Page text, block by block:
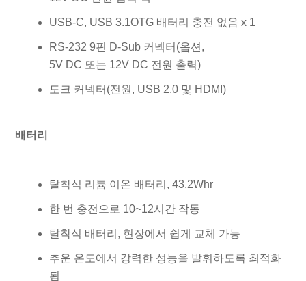
USB-C, USB 3.1OTG 배터리 충전 없음 x 1
RS-232 9핀 D-Sub 커넥터(옵션,
5V DC 또는 12V DC 전원 출력)
도크 커넥터(전원, USB 2.0 및 HDMI)
배터리
탈착식 리튬 이온 배터리, 43.2Whr
한 번 충전으로 10~12시간 작동
탈착식 배터리, 현장에서 쉽게 교체 가능
추운 온도에서 강력한 성능을 발휘하도록 최적화
됨